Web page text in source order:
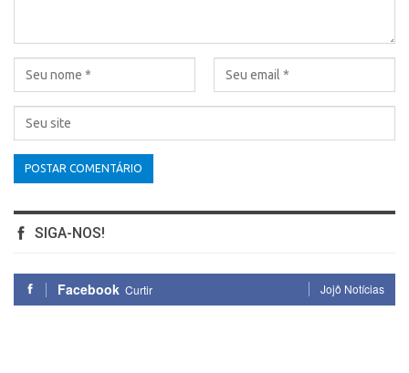
SIGA-NOS!
Facebook Curtir Jojô Notícias